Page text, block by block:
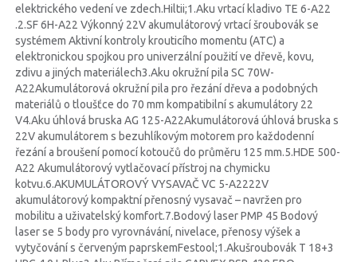
elektrického vedení ve zdech.Hiltii;1.Aku vrtací kladivo TE 6-A22
.2.SF 6H-A22 Výkonný 22V akumulátorový vrtací šroubovák se
systémem Aktivní kontroly krouticího momentu (ATC) a
elektronickou spojkou pro univerzální použití ve dřevě, kovu,
zdivu a jiných materiálech3.Aku okružní pila SC 70W-
A22Akumulátorová okružní pila pro řezání dřeva a podobných
materiálů o tloušťce do 70 mm kompatibilní s akumulátory 22
V4.Aku úhlová bruska AG 125-A22Akumulátorová úhlová bruska s
22V akumulátorem s bezuhlíkovým motorem pro každodenní
řezání a broušení pomocí kotoučů do průměru 125 mm.5.HDE 500-
A22 Akumulátorový vytlačovací přístroj na chymicku
kotvu.6.AKUMULÁTOROVÝ VYSAVAČ VC 5-A2222V
akumulátorový kompaktní přenosný vysavač – navržen pro
mobilitu a uživatelský komfort.7.Bodový laser PMP 45 Bodový
laser se 5 body pro vyrovnávání, nivelace, přenosy výšek a
vytyčování s červeným paprskemFestool;1.Akušroubovák T 18+3